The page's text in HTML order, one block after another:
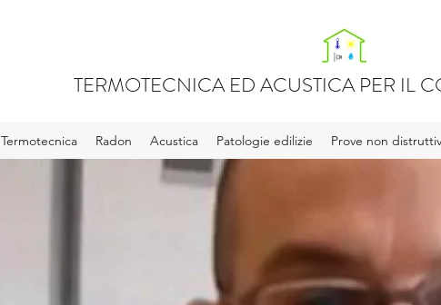
TERMOTECNICA ED ACUSTICA PER IL
Termotecnica Radon Acustica Patologie edilizie Prove non